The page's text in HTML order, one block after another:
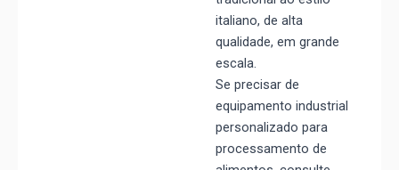
italiano, de alta
qualidade, em grande
escala.
Se precisar de
equipamento industrial
personalizado para
processamento de